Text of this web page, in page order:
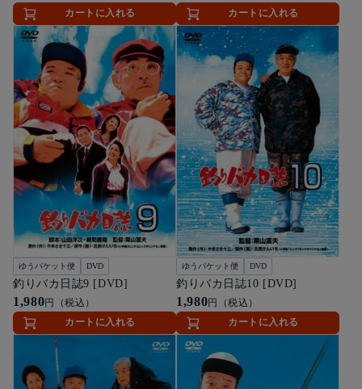
カートに入れる
カートに入れる
ゆうパケット便 DVD
釣りバカ日誌9 [DVD]
1,980円（税込）
カートに入れる
ゆうパケット便 DVD
釣りバカ日誌10 [DVD]
1,980円（税込）
カートに入れる